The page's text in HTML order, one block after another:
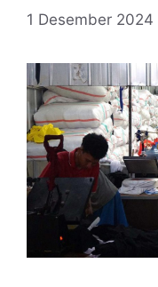
1 Desember 2024